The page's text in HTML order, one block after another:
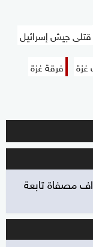
قتلى جيش إسرائيل
غزة
فرقة غزة
مصفاة تابعة